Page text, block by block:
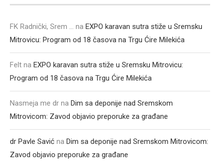
FK Radnički, Srem ... na EXPO karavan sutra stiže u Sremsku
Mitrovicu: Program od 18 časova na Trgu Ćire Milekića
Felt na EXPO karavan sutra stiže u Sremsku Mitrovicu:
Program od 18 časova na Trgu Ćire Milekića
Nasmeja me dr na Dim sa deponije nad Sremskom
Mitrovicom: Zavod objavio preporuke za građane
dr Pavle Savić na Dim sa deponije nad Sremskom Mitrovicom:
Zavod objavio preporuke za građane